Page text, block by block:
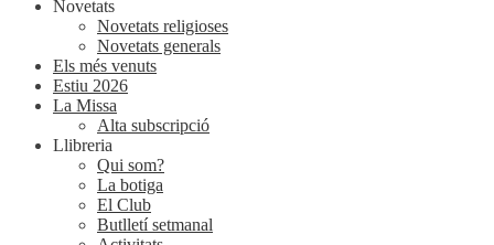
Novetats
Novetats religioses
Novetats generals
Els més venuts
Estiu 2026
La Missa
Alta subscripció
Llibreria
Qui som?
La botiga
El Club
Butlletí setmanal